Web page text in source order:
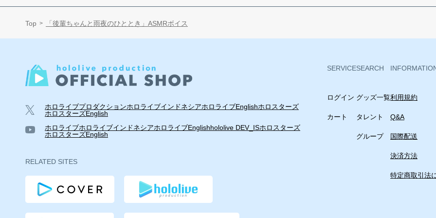
Top 「後輩ちゃんと雨夜のひととき」ASMRボイス
ホロライブプロダクションホロライブインドネシアホロライブEnglishホロスターズ
ホロスターズEnglish
ホロライブホロライブインドネシアホロライブEnglishhololive DEV_ISホロスターズ
ホロスターズEnglish
RELATED SITES
SERVICE
ログイン
カート
SEARCH
グッズ一覧
タレント
グループ
利用規約
Q&A
国際配送
決済方法
特定商取引法